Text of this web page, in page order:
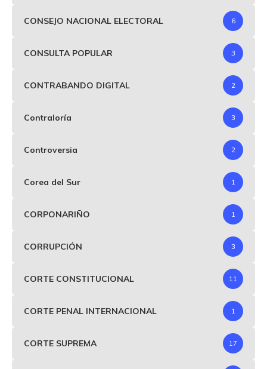
CONSEJO NACIONAL ELECTORAL 6
CONSULTA POPULAR 3
CONTRABANDO DIGITAL 2
Contraloría 3
Controversia 2
Corea del Sur 1
CORPONARIÑO 1
CORRUPCIÓN 3
CORTE CONSTITUCIONAL 11
CORTE PENAL INTERNACIONAL 1
CORTE SUPREMA 17